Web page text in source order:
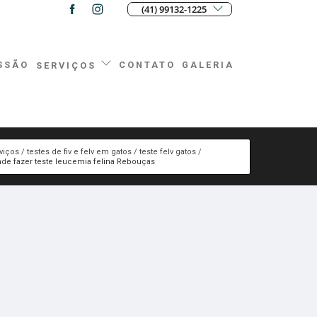
(41) 99132-1225
SERVIÇOS CONTATO GALERIA
testes de fiv e felv em gatos
teste felv gatos
fazer teste leucemia felina Rebouças